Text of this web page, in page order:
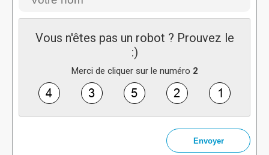
Vous n'êtes pas un robot ? Prouvez le
:)
Merci de cliquer sur le numéro 2